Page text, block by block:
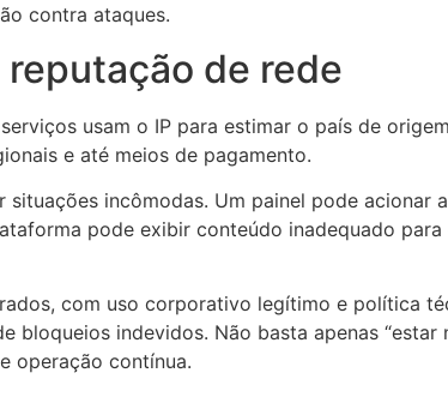
contra ataques.
de rede
usam o IP para estimar o país de
e até meios de pagamento.
incômodas. Um painel pode acionar
pode exibir conteúdo inadequado
com uso corporativo legítimo e política
indevidos. Não basta apenas “estar
operação contínua.